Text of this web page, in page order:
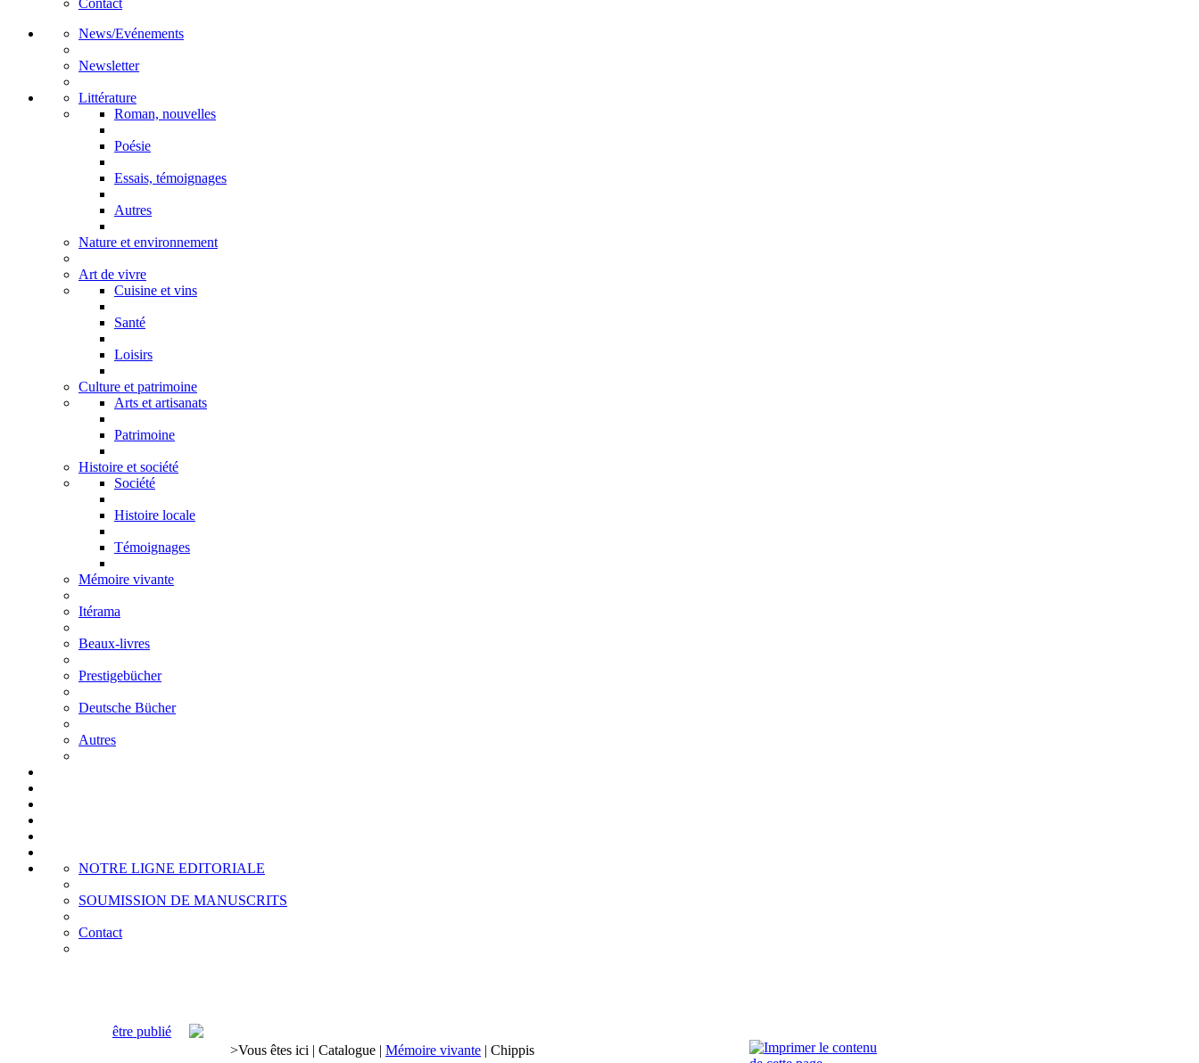
Contact
News/Evénements
Newsletter
Littérature
Roman, nouvelles
Poésie
Essais, témoignages
Autres
Nature et environnement
Art de vivre
Cuisine et vins
Santé
Loisirs
Culture et patrimoine
Arts et artisanats
Patrimoine
Histoire et société
Société
Histoire locale
Témoignages
Mémoire vivante
Itérama
Beaux-livres
Prestigebücher
Deutsche Bücher
Autres
NOTRE LIGNE EDITORIALE
SOUMISSION DE MANUSCRITS
Contact
être publié
>Vous êtes ici | Catalogue | Mémoire vivante | Chippis